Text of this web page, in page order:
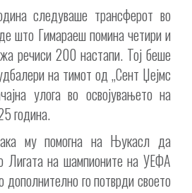
следуваше трансферот во
што Гимараеш помина четири и
речиси 200 настапи. Тој беше
на тимот од „Сент Џејмс
улога во освојувањето на
година.
му помогна на Њукасл да
Лигата на шампионите на УЕФА
дополнително го потврди своето